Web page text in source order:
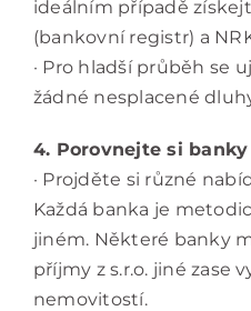
ideálním případě
(bankovní registr) a
· Pro hladší průběh se
žádné nesplacené
4. Porovnejte si banky
· Projděte si různé
Každá banka je
jiném. Některé banky
příjmy z s.r.o. jiné zase
nemovitostí.